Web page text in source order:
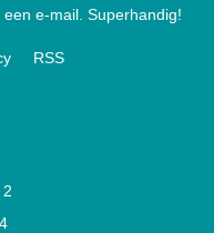
e-mail. Superhandig!
RSS
2